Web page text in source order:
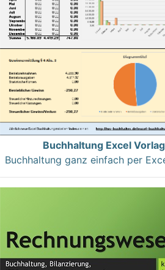
Buchhaltung Excel
Buchhaltung ganz einfach per